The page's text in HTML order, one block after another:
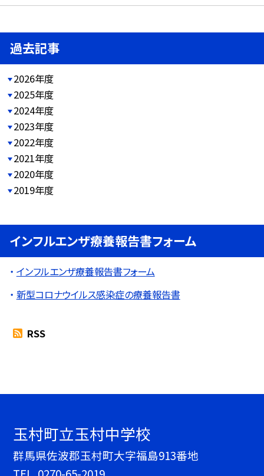
過去記事
2026年度
2025年度
2024年度
2023年度
2022年度
2021年度
2020年度
2019年度
インフルエンザ療養報告書フォーム
インフルエンザ療養報告書フォーム
新型コロナウイルス感染症の療養報告書
RSS
玉村町立玉村中学校
群馬県佐波郡玉村町大字福島913番地